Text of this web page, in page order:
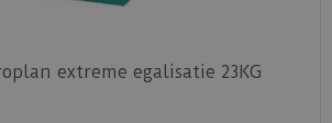
extreme egalisatie 23KG